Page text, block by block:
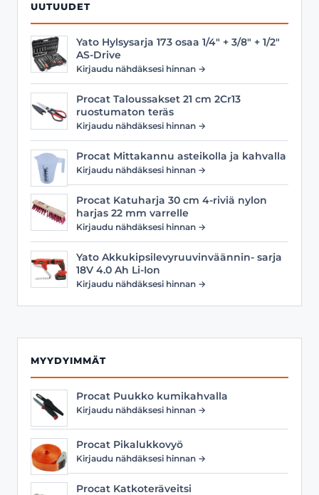
UUTUUDET
Yato Hylsysarja 173 osaa 1/4" + 3/8" + 1/2"
AS-Drive
Kirjaudu nähdäksesi hinnan →
Procat Taloussakset 21 cm 2Cr13
ruostumaton teräs
Kirjaudu nähdäksesi hinnan →
Procat Mittakannu asteikolla ja kahvalla
Kirjaudu nähdäksesi hinnan →
Procat Katuharja 30 cm 4-riviä nylon
harjas 22 mm varrelle
Kirjaudu nähdäksesi hinnan →
Yato Akkukipsilevyruuvinväännin- sarja
18V 4.0 Ah Li-Ion
Kirjaudu nähdäksesi hinnan →
MYYDYIMMÄT
Procat Puukko kumikahvalla
Kirjaudu nähdäksesi hinnan →
Procat Pikalukkovyö
Kirjaudu nähdäksesi hinnan →
Procat Katkoteräveitsi